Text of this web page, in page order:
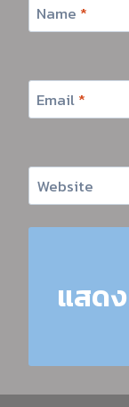
Name *
Email*
Website